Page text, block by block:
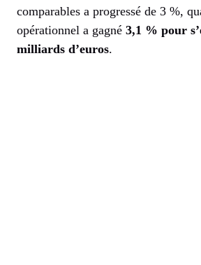
comparables a progressé de 3 %,
opérationnel a gagné 3,1 % pour
milliards d’euros.